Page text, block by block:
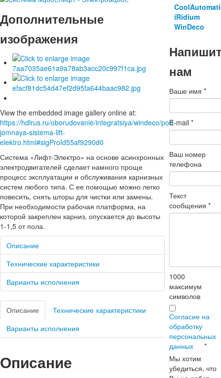
Дополнительные
изображения
View the embedded image gallery online at:
https://hdlrus.ru/oborudovanie/integratsiya/windeco/pod-
jomnaya-sistema-lift-
elektro.html#sigProId55af9290d0
Система «Лифт-Электро» на основе асинхронных
электродвигателей сделает намного проще
процесс эксплуатации и обслуживания карнизных
систем любого типа. С ее помощью можно легко
повесить, снять шторы для чистки или замены.
При необходимости рабочая платформа, на
которой закреплен карниз, опускается до высоты
1-1,5 от пола.
Описание
Технические характеристики
Варианты исполнения
Описание
Технические характеристики
Варианты исполнения
Описание
iRidium
WinDeco
нам
Ваше имя*
E-mail*
Ваш номер
телефона
Текст
сообщения*
1000
максимум
символов
Согласие на
обработку
персональных
данных
*
Мы хотим
убедиться, что